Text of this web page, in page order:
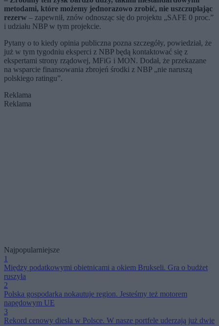
metodami, które możemy jednorazowo zrobić, nie uszczuplając
rezerw – zapewnił, znów odnosząc się do projektu „SAFE 0 proc.”
i udziału NBP w tym projekcie.
Pytany o to kiedy opinia publiczna pozna szczegóły, powiedział, że
już w tym tygodniu eksperci z NBP będą kontaktować się z
ekspertami strony rządowej, MFiG i MON. Dodał, że przekazane
na wsparcie finansowania zbrojeń środki z NBP „nie naruszą
polskiego ratingu”.
Reklama
Reklama
Najpopularniejsze
1
Między podatkowymi obietnicami a okiem Brukseli. Gra o budżet
ruszyła
2
Polska gospodarka nokautuje region. Jesteśmy też motorem
napędowym UE
3
Rekord cenowy diesla w Polsce. W nasze portfele uderzają już dwie